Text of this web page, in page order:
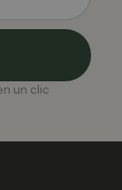
un clic